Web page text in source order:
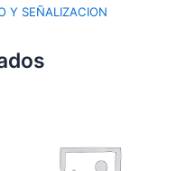
Y SEÑALIZACION